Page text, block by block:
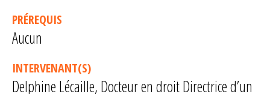
PRÉREQUIS
Aucun
INTERVENANT(S)
Delphine Lécaille, Docteur en droit Directrice d’un